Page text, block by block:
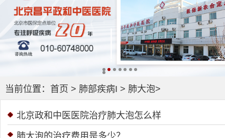
当前位置： 首页 > 肺部疾病I > 肺大泡>
北京政和中医医院治疗肺大泡怎么样
肺大泡的治疗费用是多少？